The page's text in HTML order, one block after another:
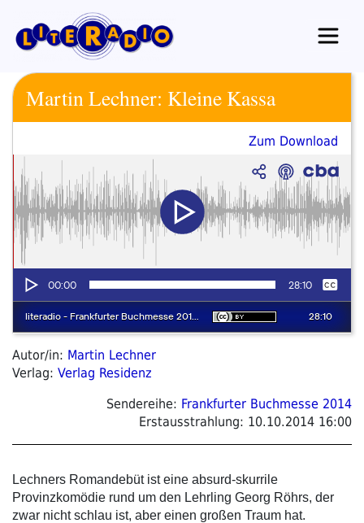
Inhalt
springen
Martin Lechner: Kleine Kassa
Zum Download
Autor/in: Martin Lechner
Verlag: Verlag Residenz
Sendereihe: Frankfurter Buchmesse 2014
Erstausstrahlung: 10.10.2014 16:00
Lechners Romandebüt ist eine absurd-skurrile
Provinzkomödie rund um den Lehrling Georg Röhrs, der
zwar nicht schlau ist, aber einen großen Traum hat.